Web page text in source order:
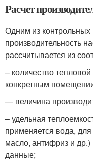
Расчет
Одним из контрольных
производительность
рассчитывается из
– количество
конкретным
— величина
– удельная
применяется вода,
масло, антифриз и
данные;